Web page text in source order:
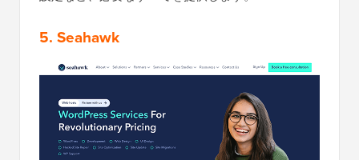
5. Seahawk